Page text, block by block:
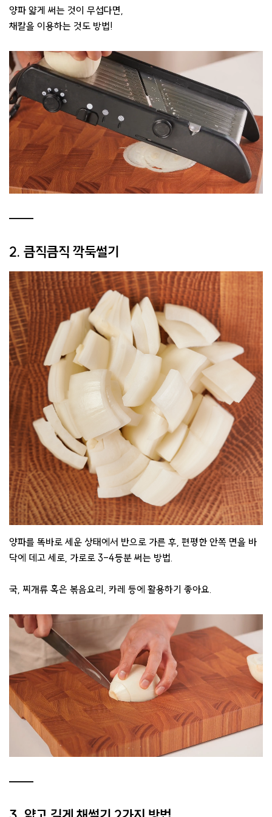
양파 얇게 써는 것이 무섭다면,
채칼을 이용하는 것도 방법!
2. 큼직큼직 깍둑썰기
양파를 똑바로 세운 상태에서 반으로 가른 후, 편평한 안쪽 면을 바
닥에 데고 세로, 가로로 3-4등분 써는 방법.
국, 찌개류 혹은 볶음요리, 카레 등에 활용하기 좋아요.